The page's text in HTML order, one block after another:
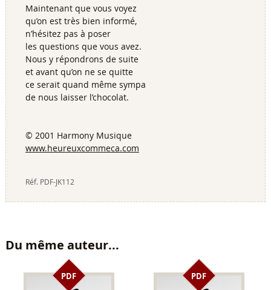
Maintenant que vous voyez
qu’on est très bien informé,
n’hésitez pas à poser
les questions que vous avez.
Nous y répondrons de suite
et avant qu’on ne se quitte
ce serait quand même sympa
de nous laisser l’chocolat.
© 2001 Harmony Musique
www.heureuxcommeca.com
Réf. PDF-JK112
Du même auteur...
PDF PDF